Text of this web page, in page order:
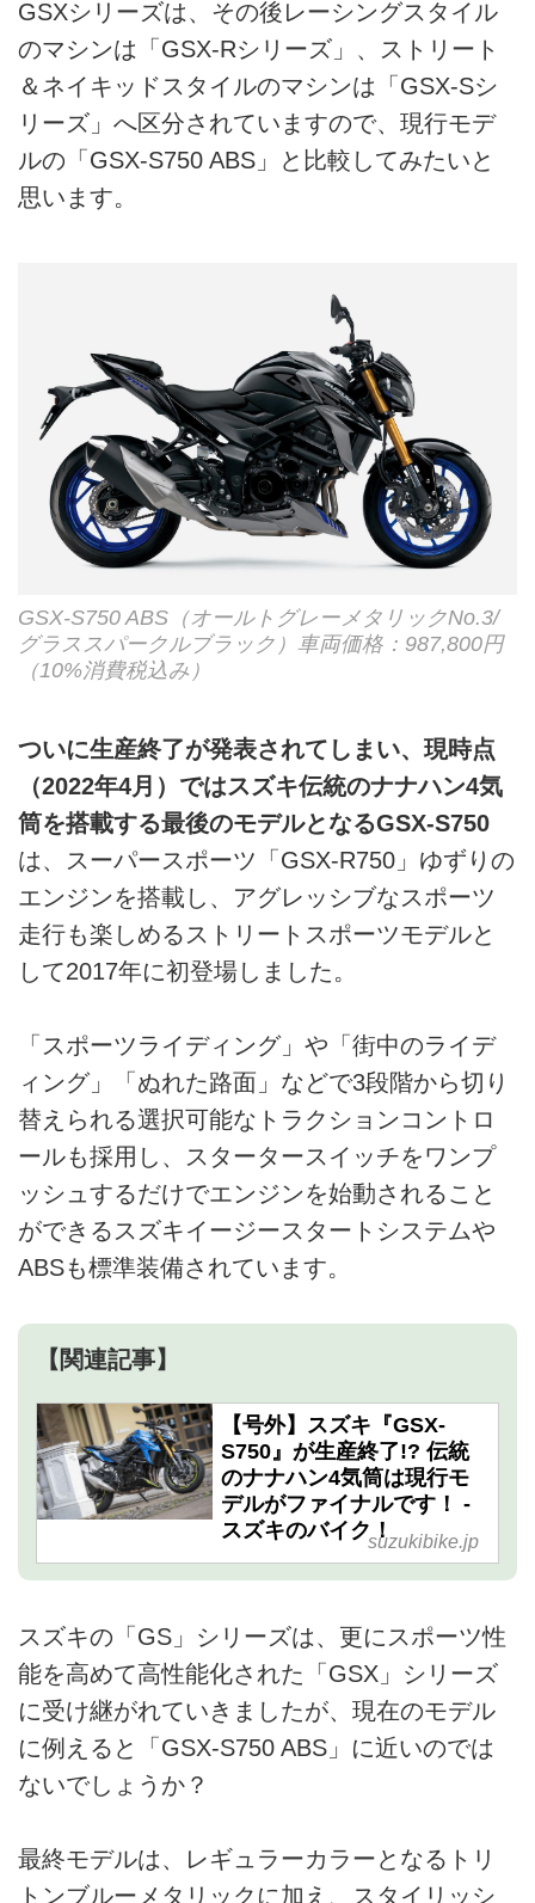
GSXシリーズは、その後レーシングスタイル
のマシンは「GSX-Rシリーズ」、ストリート
＆ネイキッドスタイルのマシンは「GSX-Sシ
リーズ」へ区分されていますので、現行モデ
ルの「GSX-S750 ABS」と比較してみたいと
思います。
GSX-S750 ABS（オールトグレーメタリックNo.3/
グラススパークルブラック）車両価格：987,800円
（10%消費税込み）
ついに生産終了が発表されてしまい、現時点
（2022年4月）ではスズキ伝統のナナハン4気
筒を搭載する最後のモデルとなるGSX-S750
は、スーパースポーツ「GSX-R750」ゆずりの
エンジンを搭載し、アグレッシブなスポーツ
走行も楽しめるストリートスポーツモデルと
して2017年に初登場しました。
「スポーツライディング」や「街中のライデ
ィング」「ぬれた路面」などで3段階から切り
替えられる選択可能なトラクションコントロ
ールも採用し、スタータースイッチをワンプ
ッシュするだけでエンジンを始動されること
ができるスズキイージースタートシステムや
ABSも標準装備されています。
【関連記事】
【号外】スズキ『GSX-
S750』が生産終了!? 伝統
のナナハン4気筒は現行モ
デルがファイナルです！ -
スズキのバイク！suzukibike.jp
スズキの「GS」シリーズは、更にスポーツ性
能を高めて高性能化された「GSX」シリーズ
に受け継がれていきましたが、現在のモデル
に例えると「GSX-S750 ABS」に近いのでは
ないでしょうか？
最終モデルは、レギュラーカラーとなるトリ
トンブルーメタリックに加え、スタイリッシ